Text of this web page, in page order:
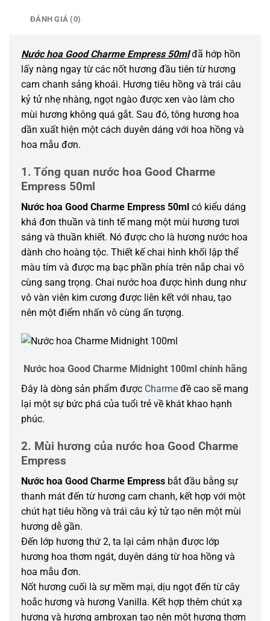
ĐÁNH GIÁ (0)
Nước hoa Good Charme Empress 50mlđã hớp hồn
lấy nàng ngay từ các nốt hương đầu tiên từ hương
cam chanh sảng khoái. Hương tiêu hồng và trái câu
kỷ tử nhẹ nhàng, ngọt ngào được xen vào làm cho
mùi hương không quá gắt. Sau đó, tông hương hoa
dần xuất hiện một cách duyên dáng với hoa hồng và
hoa mẫu đơn.
1. Tổng quan nước hoa Good Charme
Empress 50ml
Nước hoa Good Charme Empress 50ml có kiểu dáng
khá đơn thuần và tinh tế mang một mùi hương tươi
sáng và thuần khiết. Nó được cho là hương nước hoa
dành cho hoàng tộc. Thiết kế chai hình khối lập thể
màu tím và được mạ bạc phần phía trên nắp chai vô
cùng sang trọng. Chai nước hoa được hình dung như
vô vàn viên kim cương được liên kết với nhau, tạo
nên một điểm nhấn vô cùng ấn tượng.
Nước hoa Good Charme Midnight 100ml chính hãng
Đây là dòng sản phẩm được Charme đề cao sẽ mang
lại một sự bức phá của tuổi trẻ về khát khao hạnh
phúc.
2. Mùi hương của nước hoa Good Charme
Empress
Nước hoa Good Charme Empress bắt đầu bằng sự
thanh mát đến từ hương cam chanh, kết hợp với một
chút hạt tiêu hồng và trái câu kỷ tử tạo nên một mùi
hương dễ gần.
Đến lớp hương thứ 2, ta lại cảm nhận được lớp
hương hoa thơm ngát, duyên dáng từ hoa hồng và
hoa mẫu đơn.
Nốt hương cuối là sự mềm mại, dịu ngọt đến từ cây
hoắc hương và hương Vanilla. Kết hợp thêm chút xạ
hương và hương ambroxan tạo nên một hương thơm